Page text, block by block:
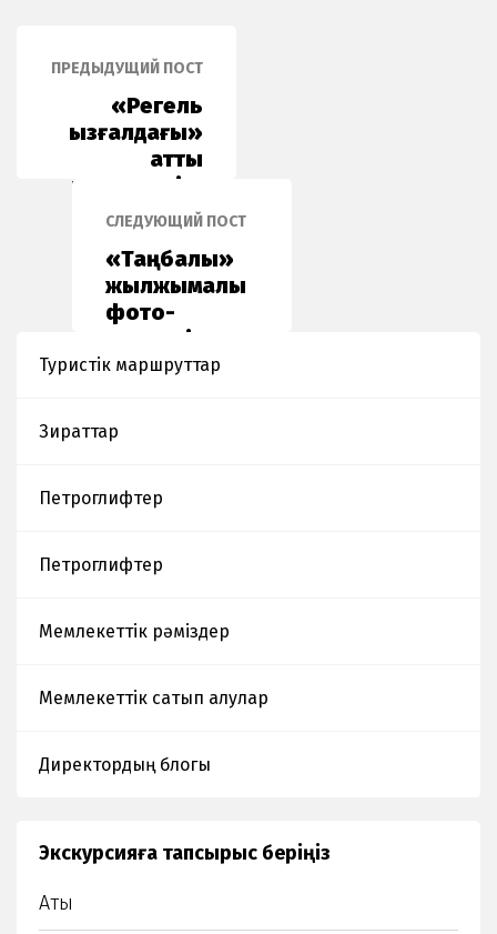
ПРЕДЫДУЩИЙ ПОСТ
«Регель
қызғалдағы»
атты
танымдық іс-
шара
СЛЕДУЮЩИЙ ПОСТ
«Таңбалы»
жылжымалы
фото-
көрмесі
Үңгіртас
Туристік маршруттар
Зираттар
Петроглифтер
Петроглифтер
Мемлекеттік рәміздер
Мемлекеттік сатып алулар
Директордың блогы
Экскурсияға тапсырыс беріңіз